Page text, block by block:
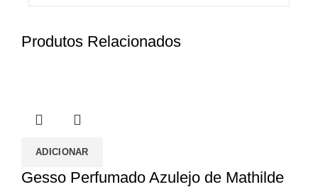
Produtos Relacionados
ADICIONAR
Gesso Perfumado Azulejo de Mathilde